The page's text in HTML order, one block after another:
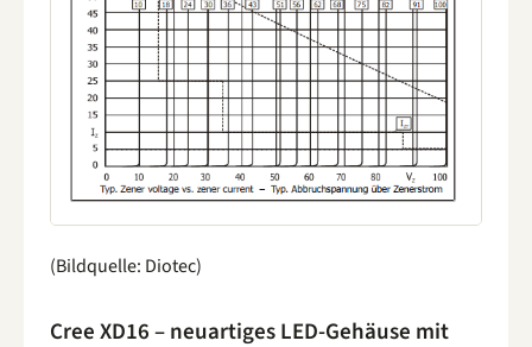
(Bildquelle: Diotec)
Cree XD16 – neuartiges LED-Gehäuse mit